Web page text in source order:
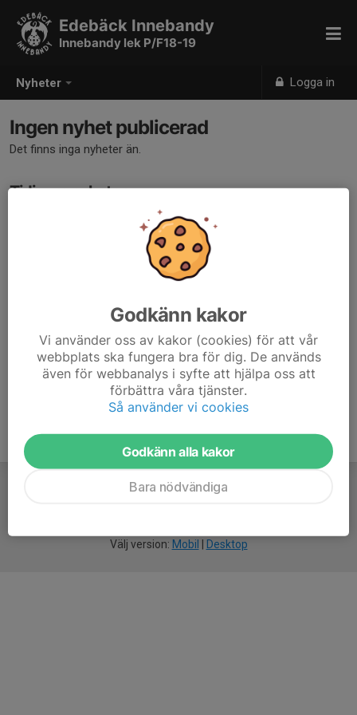
Nyheter Logga in
Edebäck Innebandy
Innebandy lek P/F18-19
Ingen nyhet publicerad
Det finns inga nyheter än.
Tidigare nyheter
Det finns inga tidigare nyheter
Välj version: Mobil Desktop
Godkänn kakor
Vi använder oss av kakor (cookies) för att vår
webbplats ska fungera bra för dig. De används
även för webbanalys i syfte att hjälpa oss att
förbättra våra tjänster.
Så använder vi cookies
Godkänn alla kakor
Bara nödvändiga